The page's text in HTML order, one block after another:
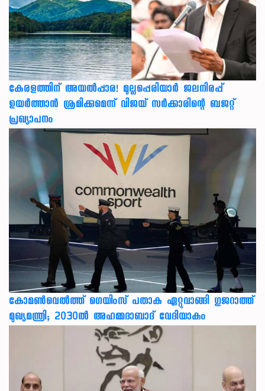
കേരളത്തിന് അ‌യൽപ്പാര! മുല്ലപ്പെരിയാർ ജലനിരപ്പ്
ഉയർത്താൻ ശ്രമിക്കുമെന്ന് വിജയ് സർക്കാരിന്റെ ബജറ്റ്
പ്രഖ്യാപനം
കോമൺവെൽത്ത് ഗെയിംസ് പതാക ഏറ്റുവാങ്ങി ഗുജറാത്ത്
മുഖ്യമന്ത്രി; 2030ൽ അഹമ്മദാബാദ് വേദിയാകും